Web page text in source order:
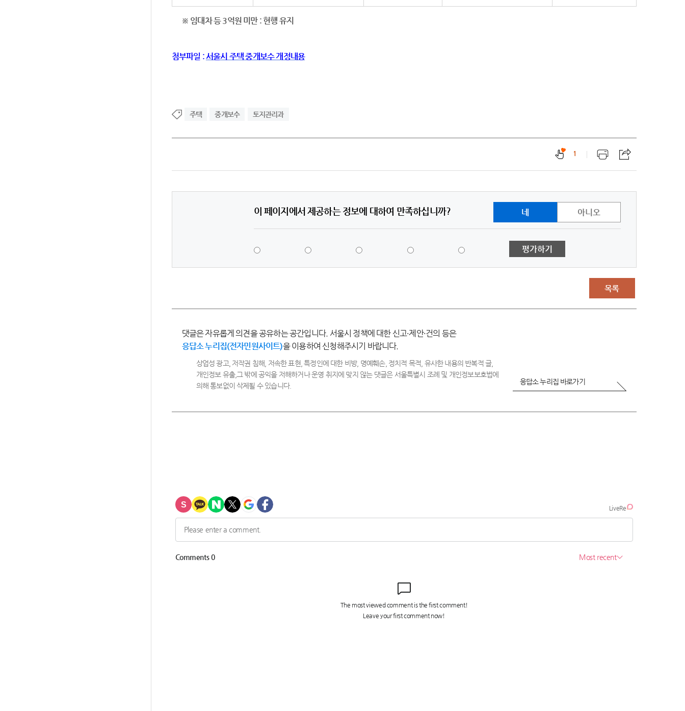
※ 임대차 등3억원 미만 :현행 유지
첨부파일 :서울시 주택 중개보수 개정내용
주택 중개보수 토지관리과
1
이 페이지에서 제공하는 정보에 대하여 만족하십니까? 네 아니오
평가하기
목록
댓글은 자유롭게 의견을 공유하는 공간입니다. 서울시 정책에 대한 신고·제안·건의 등은
응답소 누리집(전자민원사이트)을 이용하여 신청해주시기 바랍니다.
상업성 광고, 저작권 침해, 저속한 표현, 특정인에 대한 비방, 명예훼손, 정치적 목적, 유사한 내용의 반복적 글,
개인정보 유출,그 밖에 공익을 저해하거나 운영 취지에 맞지 않는 댓글은 서울특별시 조례 및 개인정보보호법에
의해 통보없이 삭제될 수 있습니다.
응답소 누리집 바로가기